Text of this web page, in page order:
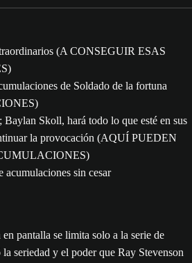
(A CONSEGUIR ESAS
de Soldado de la fortuna
Skoll, hará todo lo que esté en sus
la provocación (AQUÍ PUEDEN
acumulaciones sin cesar
pantalla se limita solo a la serie de
seriedad y el poder que Ray Stevenson